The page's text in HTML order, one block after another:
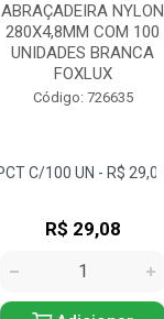
ABRAÇADEIRA NYLON
280X4,8MM COM 100
UNIDADES BRANCA
FOXLUX
Código: 726635
R$ 29,08